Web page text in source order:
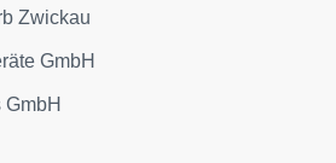
Zwickau
GmbH